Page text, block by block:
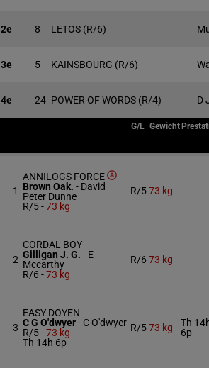
2e 8 LETOS (R/6)
3e 5 KAINSBOURG (R/6)
4e 24 POWER OF WORDS (R/4) D
G/L Gewicht
1
ANNILOGS FORCE
Brown Oak. - David
Peter Dunne
R/5 -73 kg
R/573 kg
2
CORDAL BOY
Gilligan J. G. - E
Mccarthy
R/6 -73 kg
R/6 73 kg
3
EASY DOYEN
C G O'dwyer- C O'dwyer
R/5 -73 kg
Th 14h 6p
R/573 kg
Th
6p